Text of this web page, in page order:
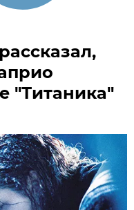
"Титаника"